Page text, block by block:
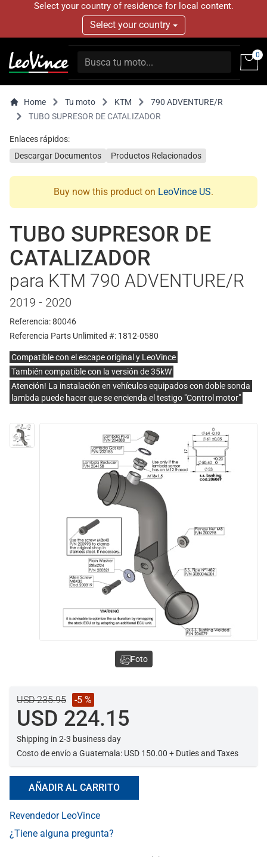
Select your country of residence for local content.
Select your country
0
Home Tu moto KTM
790 ADVENTURE/R
TUBO SUPRESOR DE CATALIZADOR
Enlaces rápidos:
Descargar Documentos
Productos Relacionados
Buy now this product on LeoVince US.
TUBO SUPRESOR DE
CATALIZADOR
para KTM 790 ADVENTURE/R
2019 - 2020
Referencia: 80046
Referencia Parts Unlimited #: 1812-0580
Compatible con el escape original y LeoVince
También compatible con la versión de 35kW
Atención! La instalación en vehículos equipados con doble sonda
lambda puede hacer que se encienda el testigo "Control motor"
USD 235.95 -5 %
USD 224.15
Shipping in 2-3 business day
Costo de envío a Guatemala: USD 150.00 + Duties and Taxes
AÑADIR AL CARRITO
Revendedor LeoVince
¿Tiene alguna pregunta?
Foto